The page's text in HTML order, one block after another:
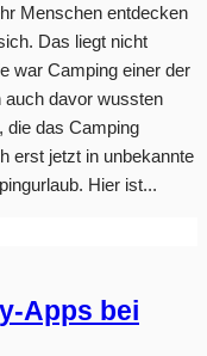
Menschen entdecken
Das liegt nicht
war Camping einer der
auch davor wussten
die das Camping
erst jetzt in unbekannte
Hier ist...
Apps bei